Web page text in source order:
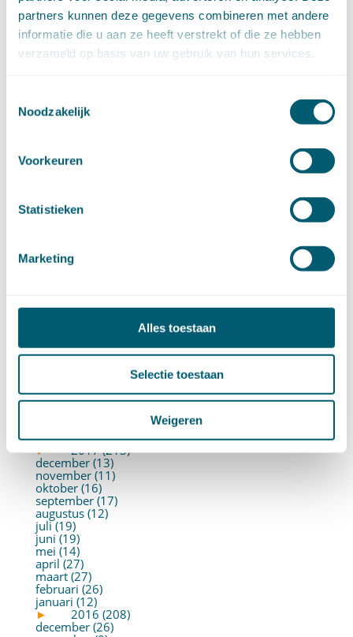
partners kunnen deze gegevens combineren met andere
informatie die u aan ze heeft verstrekt of die ze hebben
verzameld op basis van uw gebruik van hun services.
Noodzakelijk
Voorkeuren
Statistieken
Marketing
Alles toestaan
Selectie toestaan
Weigeren
september (8)
augustus (2)
juli (20)
juni (14)
mei (12)
januari (17)
2019 (147)
oktober (13)
juni (10)
februari (14)
november (16)
augustus (2)
april (22)
januari (30)
►
2017 (213)
december (13)
november (11)
oktober (16)
september (17)
augustus (12)
juli (19)
juni (19)
mei (14)
april (27)
maart (27)
februari (26)
januari (12)
►
2016 (208)
december (26)